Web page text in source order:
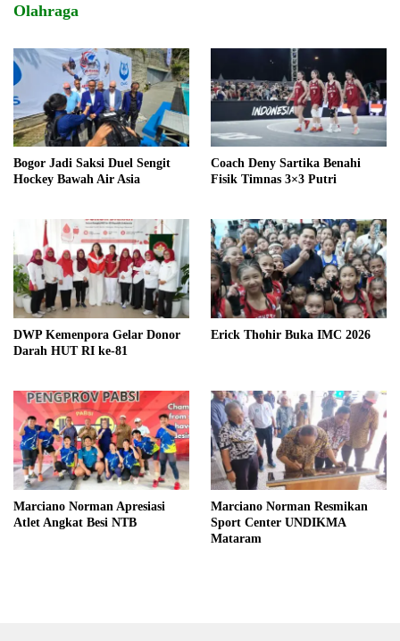
Olahraga
Bogor Jadi Saksi Duel Sengit
Hockey Bawah Air Asia
Coach Deny Sartika Benahi
Fisik Timnas 3×3 Putri
DWP Kemenpora Gelar Donor
Darah HUT RI ke-81
Erick Thohir Buka IMC 2026
Marciano Norman Apresiasi
Atlet Angkat Besi NTB
Marciano Norman Resmikan
Sport Center UNDIKMA
Mataram